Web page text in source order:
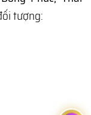
tượng: